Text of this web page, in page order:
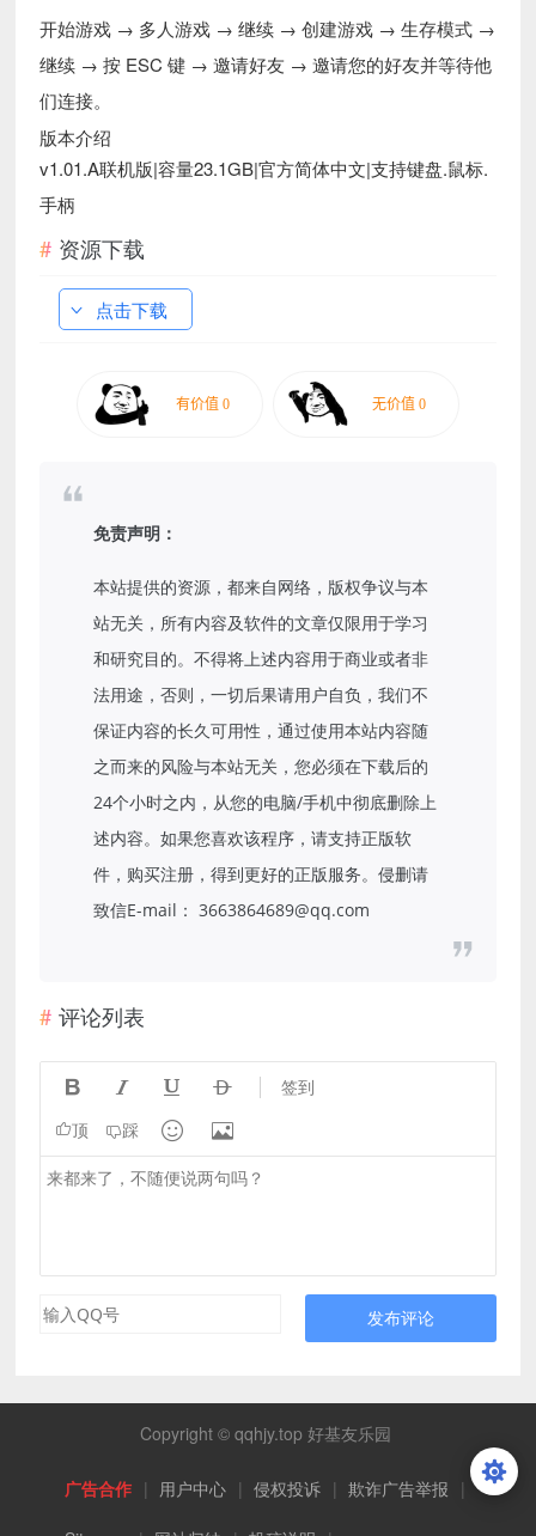
开始游戏 → 多人游戏 → 继续 → 创建游戏 → 生存模式 →
继续 → 按 ESC 键 → 邀请好友 → 邀请您的好友并等待他
们连接。
版本介绍
v1.01.A联机版|容量23.1GB|官方简体中文|支持键盘.鼠标.
手柄
资源下载
点击下载
免责声明：
本站提供的资源，都来自网络，版权争议与本
站无关，所有内容及软件的文章仅限用于学习
和研究目的。不得将上述内容用于商业或者非
法用途，否则，一切后果请用户自负，我们不
保证内容的长久可用性，通过使用本站内容随
之而来的风险与本站无关，您必须在下载后的
24个小时之内，从您的电脑/手机中彻底删除上
述内容。如果您喜欢该程序，请支持正版软
件，购买注册，得到更好的正版服务。侵删请
致信E-mail： 3663864689@qq.com
评论列表
    签到
顶 踩  
发布评论
Copyright © qqhjy.top 好基友乐园
广告合作 | 用户中心 | 侵权投诉 | 欺诈广告举报 |